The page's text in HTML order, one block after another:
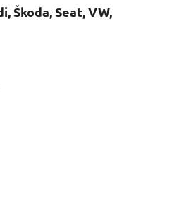
Škoda, Seat, VW,